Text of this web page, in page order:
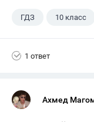
ГДЗ 10 класс
1 ответ
Ахмед